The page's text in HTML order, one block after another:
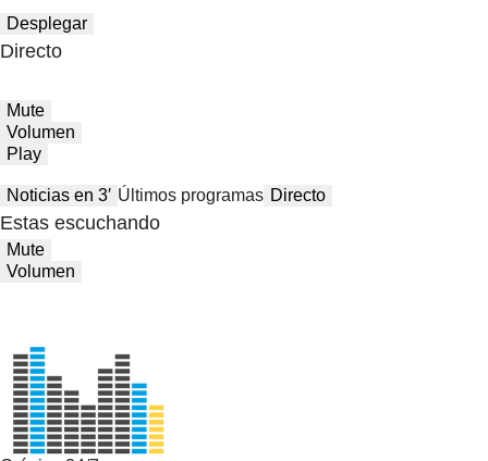
Desplegar
Directo
Mute
Volumen
Play
Noticias en 3′ Últimos programas Directo
Estas escuchando
Mute
Volumen